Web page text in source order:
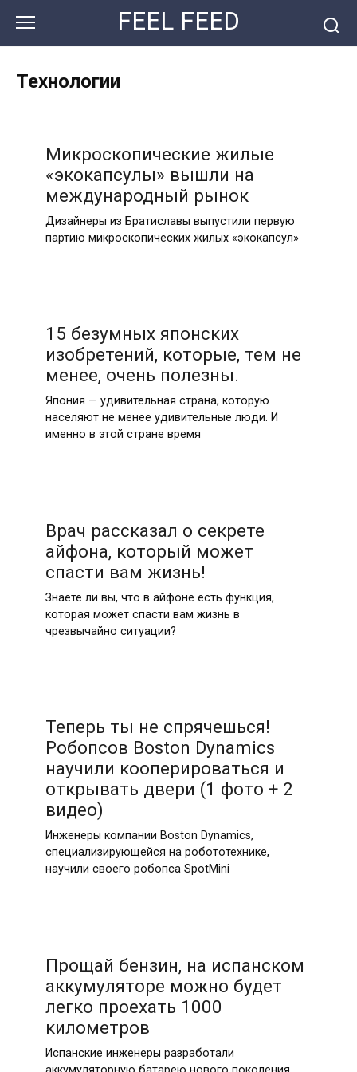
контенту
FEEL FEED
Технологии
Микроскопические жилые
«экокапсулы» вышли на
международный рынок
Дизайнеры из Братиславы выпустили первую
партию микроскопических жилых «экокапсул»
15 безумных японских
изобретений, которые, тем не
менее, очень полезны.
Япония — удивительная страна, которую
населяют не менее удивительные люди. И
именно в этой стране время
Врач рассказал о секрете
айфона, который может
спасти вам жизнь!
Знаете ли вы, что в айфоне есть функция,
которая может спасти вам жизнь в
чрезвычайно ситуации?
Теперь ты не спрячешься!
Робопсов Boston Dynamics
научили кооперироваться и
открывать двери (1 фото + 2
видео)
Инженеры компании Boston Dynamics,
специализирующейся на робототехнике,
научили своего робопса SpotMini
Прощай бензин, на испанском
аккумуляторе можно будет
легко проехать 1000
километров
Испанские инженеры разработали